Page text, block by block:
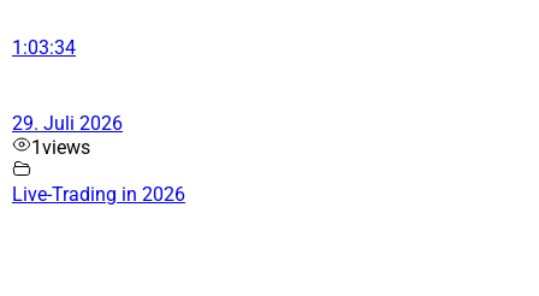
1:03:34
29. Juli 2026
1views
Live-Trading in 2026